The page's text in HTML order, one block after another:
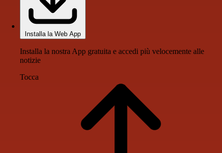
Installa la Web App
Installa la nostra App gratuita e accedi più velocemente alle
notizie
Tocca